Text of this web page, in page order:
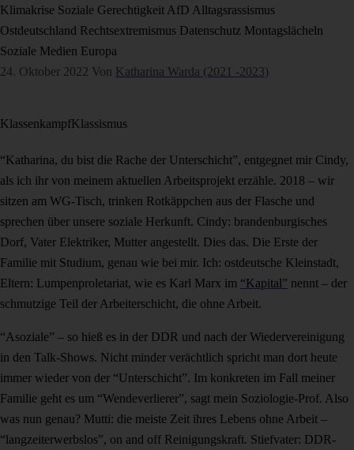
Klimakrise Soziale Gerechtigkeit AfD Alltagsrassismus
Ostdeutschland Rechtsextremismus Datenschutz Montagslächeln
Soziale Medien Europa
24. Oktober 2022 Von Katharina Warda (2021 -2023)
KlassenkampfKlassismus
“Katharina, du bist die Rache der Unterschicht”, entgegnet mir Cindy,
als ich ihr von meinem aktuellen Arbeitsprojekt erzähle. 2018 – wir
sitzen am WG-Tisch, trinken Rotkäppchen aus der Flasche und
sprechen über unsere soziale Herkunft. Cindy: brandenburgisches
Dorf, Vater Elektriker, Mutter angestellt. Dies das. Die Erste der
Familie mit Studium, genau wie bei mir. Ich: ostdeutsche Kleinstadt,
Eltern: Lumpenproletariat, wie es Karl Marx im “Kapital” nennt – der
schmutzige Teil der Arbeiterschicht, die ohne Arbeit.
“Asoziale” – so hieß es in der DDR und nach der Wiedervereinigung
in den Talk-Shows. Nicht minder verächtlich spricht man dort heute
immer wieder von der “Unterschicht”. Im konkreten im Fall meiner
Familie geht es um “Wendeverlierer”, sagt mein Soziologie-Prof. Also
was nun genau? Mutti: die meiste Zeit ihres Lebens ohne Arbeit –
“langzeiterwerbslos”, on and off Reinigungskraft. Stiefvater: DDR-